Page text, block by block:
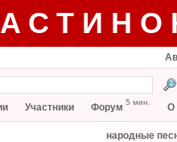
Участники Форум 5 мин. О
народные